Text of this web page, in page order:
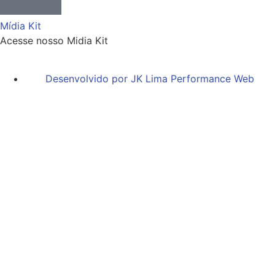
Mídia Kit
Acesse nosso Midia Kit
Desenvolvido por JK Lima Performance Web